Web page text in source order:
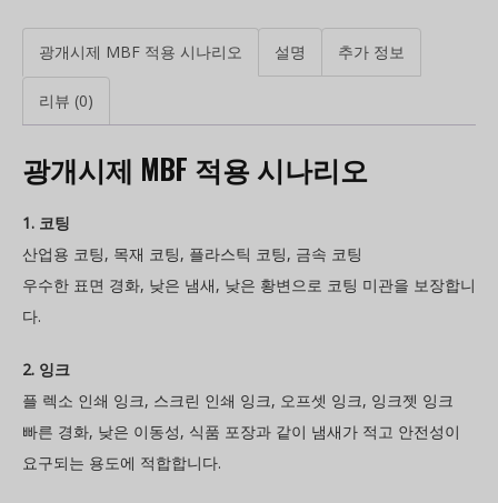
광개시제 MBF 적용 시나리오 설명 추가 정보
리뷰 (0)
광개시제 MBF 적용 시나리오
1. 코팅
산업용 코팅, 목재 코팅, 플라스틱 코팅, 금속 코팅
우수한 표면 경화, 낮은 냄새, 낮은 황변으로 코팅 미관을 보장합니
다.
2. 잉크
플 렉소 인쇄 잉크, 스크린 인쇄 잉크, 오프셋 잉크, 잉크젯 잉크
빠른 경화, 낮은 이동성, 식품 포장과 같이 냄새가 적고 안전성이
요구되는 용도에 적합합니다.